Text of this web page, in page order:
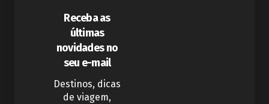
Receba as
últimas
novidades no
seu e-mail
Destinos, dicas
de viagem,